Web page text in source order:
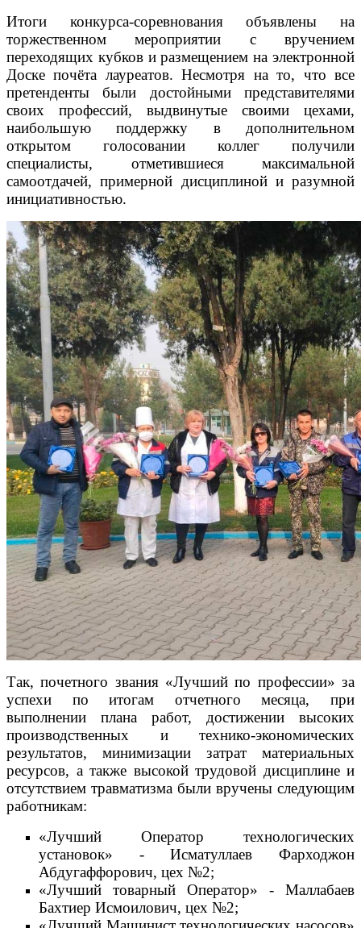
Итоги конкурса-соревнования объявлены на
торжественном мероприятии с вручением
переходящих кубков и размещением на электронной
Доске почёта лауреатов. Несмотря на то, что все
претенденты были достойными представителями
своих профессий, выдвинутые своими цехами,
наибольшую поддержку в дополнительном
открытом голосовании коллег получили
специалисты, отметившиеся максимальной
самоотдачей, примерной дисциплиной и разумной
инициативностью.
Так, почетного звания «Лучший по профессии» за
успехи по итогам отчетного месяца, при
выполнении плана работ, достижении высоких
производственных и технико-экономических
результатов, минимизации затрат материальных
ресурсов, а также высокой трудовой дисциплине и
отсутствием травматизма были вручены следующим
работникам:
«Лучший Оператор технологических
установок» - Исматуллаев Фарходжон
Абдугаффорович, цех №2;
«Лучший товарный Оператор» - Маллабаев
Бахтиер Исмоилович, цех №2;